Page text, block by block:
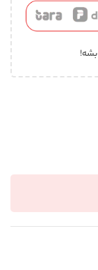
بشه!